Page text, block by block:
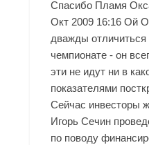
Спасибо Пламя
Окт 2009 16:16 Ой
дважды
чемпионате - он
эти не идут ни в
показателями
Сейчас инвесторы
Игорь Сечин
по поводу